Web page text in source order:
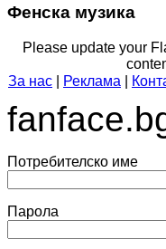
Фенска музика
Please update your
За нас
Реклама
Потребителско име
Парола